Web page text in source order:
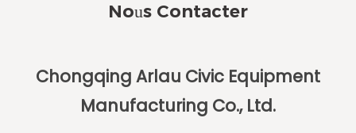
Nous Contacter
Chongqing Arlau Civic Equipment
Manufacturing Co., Ltd.